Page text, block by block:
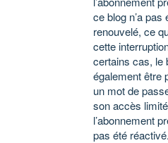
ce blog n’a pas
renouvelé, ce
cette
certains cas, le
également être
un mot de
son accès
l’abonnement
pas été réactivé.